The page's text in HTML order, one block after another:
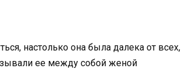
настолько она была далека от всех,
ее между собой женой